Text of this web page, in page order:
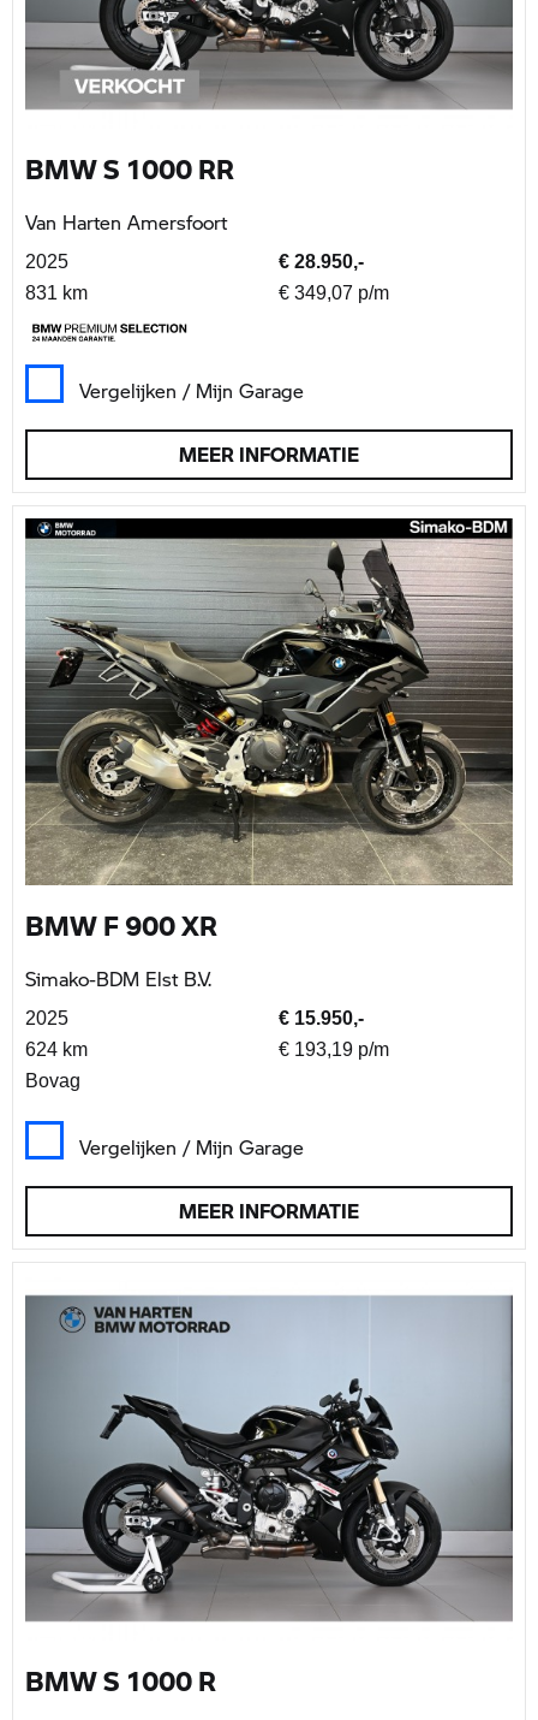
BMW S 1000 RR
Van Harten Amersfoort
2025
€ 28.950,-
831 km
€ 349,07 p/m
Vergelijken / Mijn Garage
MEER INFORMATIE
BMW F 900 XR
Simako-BDM Elst B.V.
2025
€ 15.950,-
624 km
€ 193,19 p/m
Bovag
Vergelijken / Mijn Garage
MEER INFORMATIE
BMW S 1000 R